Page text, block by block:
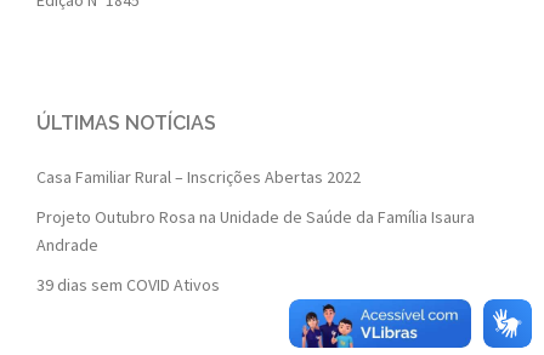
ÚLTIMAS NOTÍCIAS
Casa Familiar Rural – Inscrições Abertas 2022
Projeto Outubro Rosa na Unidade de Saúde da Família Isaura
Andrade
39 dias sem COVID Ativos